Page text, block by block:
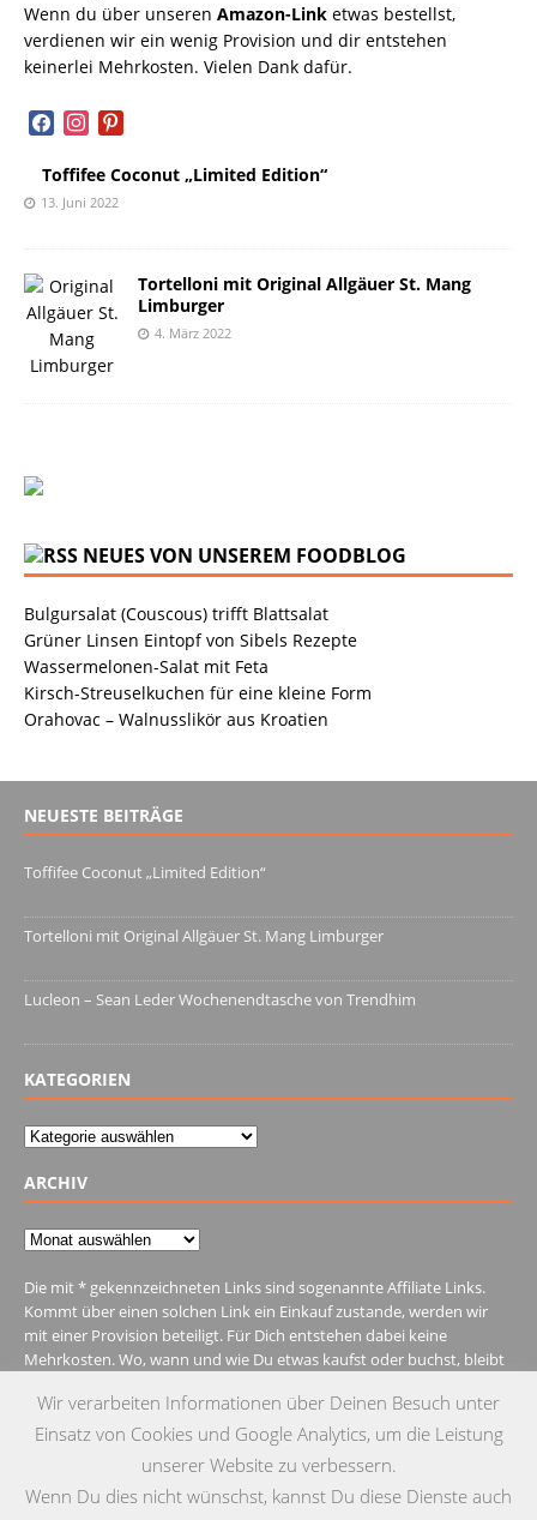
Wenn du über unseren Amazon-Link etwas bestellst,
verdienen wir ein wenig Provision und dir entstehen
keinerlei Mehrkosten. Vielen Dank dafür.
facebookinstagram
pinterest
Toffifee Coconut „Limited Edition“
13. Juni 2022
Tortelloni mit Original Allgäuer St. Mang
Limburger
4. März 2022
NEUES VON UNSEREM FOODBLOG
Bulgursalat (Couscous) trifft Blattsalat
Grüner Linsen Eintopf von Sibels Rezepte
Wassermelonen-Salat mit Feta
Kirsch-Streuselkuchen für eine kleine Form
Orahovac – Walnusslikör aus Kroatien
NEUESTE BEITRÄGE
Toffifee Coconut „Limited Edition“
Tortelloni mit Original Allgäuer St. Mang Limburger
Lucleon – Sean Leder Wochenendtasche von Trendhim
KATEGORIEN
Kategorien
ARCHIV
Archiv
Die mit * gekennzeichneten Links sind sogenannte Affiliate Links.
Kommt über einen solchen Link ein Einkauf zustande, werden wir
mit einer Provision beteiligt. Für Dich entstehen dabei keine
Mehrkosten. Wo, wann und wie Du etwas kaufst oder buchst, bleibt
Wir verarbeiten Informationen über Deinen Besuch unter
Einsatz von Cookies und Google Analytics, um die Leistung
unserer Website zu verbessern.
Wenn Du dies nicht wünschst, kannst Du diese Dienste auch